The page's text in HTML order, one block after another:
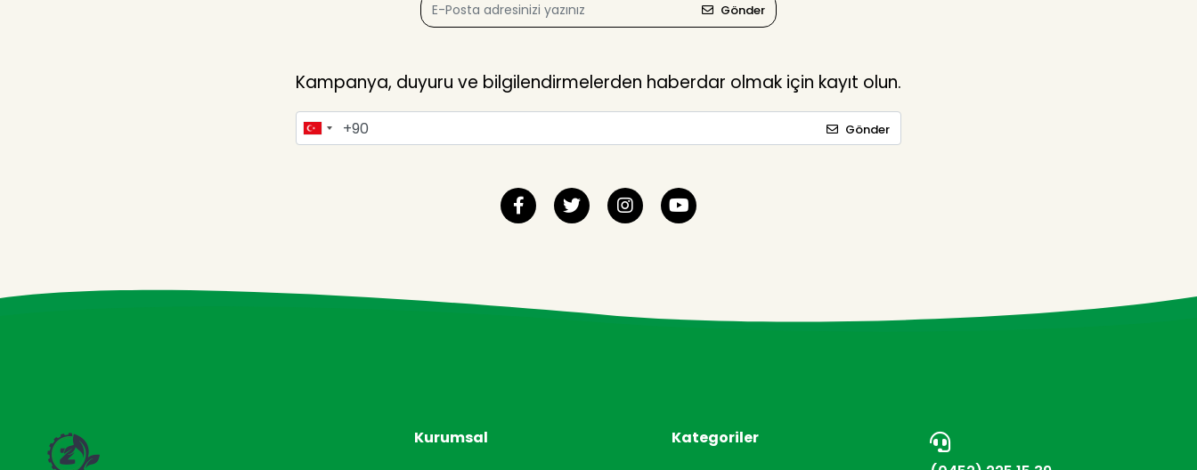
Gönder
Kampanya, duyuru ve bilgilendirmelerden haberdar olmak için kayıt olun.
Gönder
Kurumsal Kategoriler